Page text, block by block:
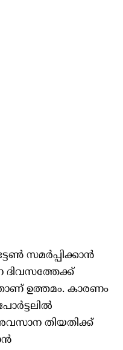
സമർപ്പിക്കാൻ
ഉത്തമം. കാരണം
തിയതിക്ക്